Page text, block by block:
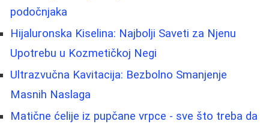
podočnjaka
Hijaluronska Kiselina: Najbolji Saveti za Njenu
Upotrebu u Kozmetičkoj Negi
Ultrazvučna Kavitacija: Bezbolno Smanjenje
Masnih Naslaga
Matične ćelije iz pupčane vrpce - sve što treba da